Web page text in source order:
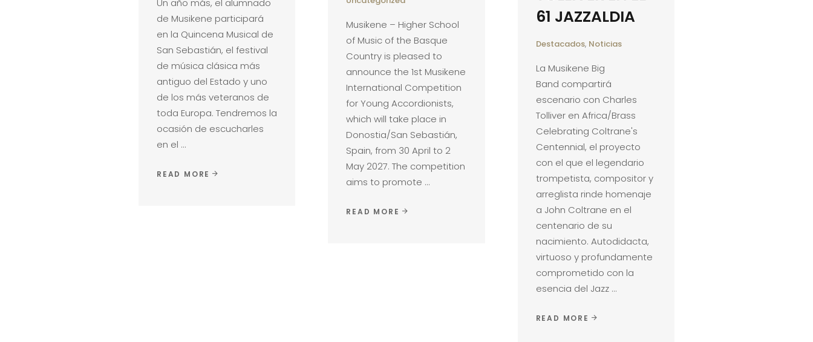
Un año más, el alumnado
de Musikene participará
en la Quincena Musical de
San Sebastián, el festival
de música clásica más
antiguo del Estado y uno
de los más veteranos de
toda Europa. Tendremos la
ocasión de escucharles
en el
READ MORE
Musikene – Higher School
of Music of the Basque
Country is pleased to
announce the 1st Musikene
International Competition
for Young Accordionists,
which will take place in
Donostia/San Sebastián,
Spain, from 30 April to 2
May 2027. The competition
aims to promote
READ MORE
61 JAZZALDIA
Destacados, Noticias
La Musikene Big
Band compartirá
escenario con Charles
Tolliver en Africa/Brass
Celebrating Coltrane's
Centennial, el proyecto
con el que el legendario
trompetista, compositor y
arreglista rinde homenaje
a John Coltrane en el
centenario de su
nacimiento. Autodidacta,
virtuoso y profundamente
comprometido con la
esencia del Jazz
READ MORE